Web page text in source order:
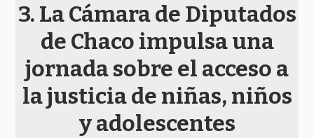
La Cámara de Diputados
de Chaco impulsa una
jornada sobre el acceso a
la justicia de niñas, niños
y adolescentes